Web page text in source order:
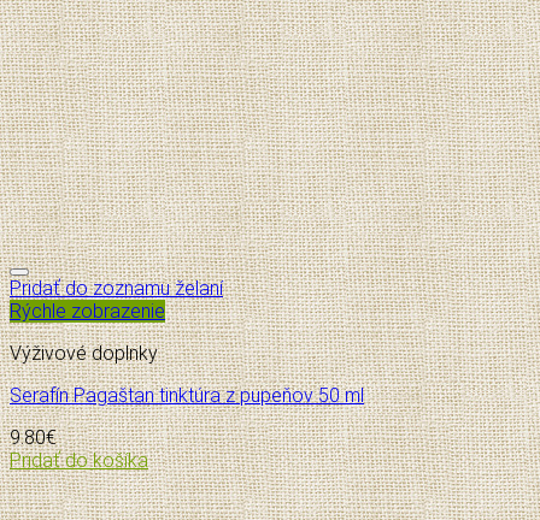
Pridať do zoznamu želaní
Rýchle zobrazenie
Výživové doplnky
Serafín Pagaštan tinktúra z pupeňov 50 ml
9.80€
Pridať do košíka